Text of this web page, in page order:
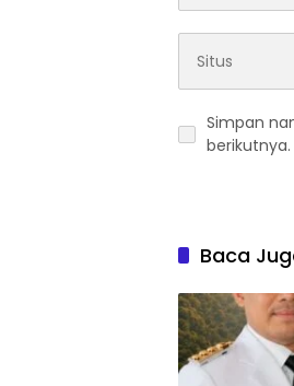
Simpan
berikutnya.
Baca